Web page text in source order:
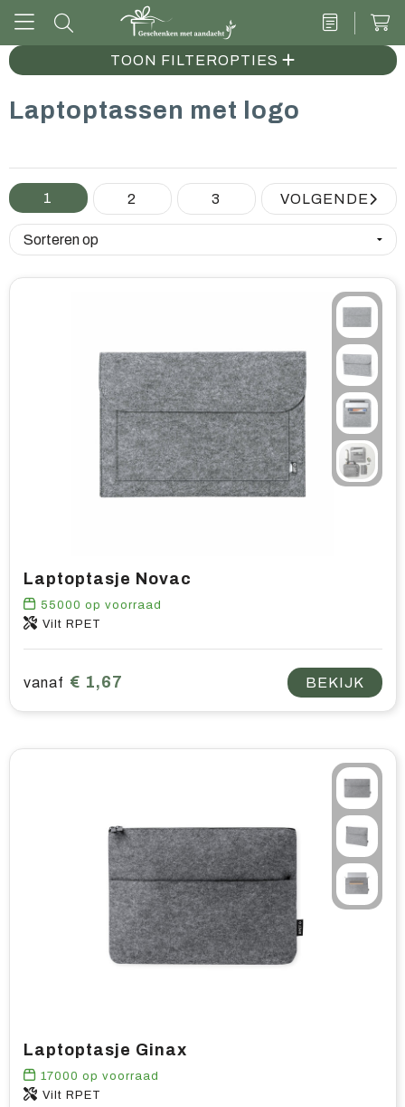
Drinkwaren
Tech
Tassen
Vrije tijd & outdoor
Groen geschenk
Home & living
TOON FILTEROPTIES
Laptoptassen met logo
1 2 3 VOLGENDE
Laptoptasje Novac
55000 op voorraad
Vilt RPET
vanaf € 1,67 BEKIJK
Laptoptasje Ginax
17000 op voorraad
Vilt RPET